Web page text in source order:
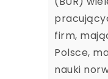
firm,
Polsce,
nauki